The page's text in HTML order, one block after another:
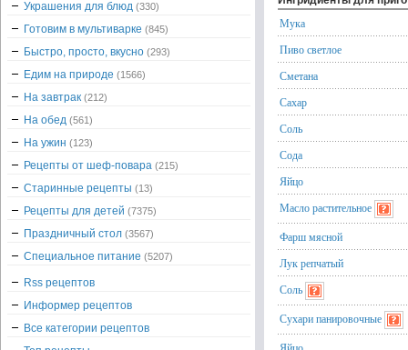
Мука
Пиво светлое
Сметана
Сахар
Соль
Сода
Яйцо
Масло растительное
Фарш мясной
Лук репчатый
Соль
Сухари панировочные
Украшения для блюд (330)
Готовим в мультиварке (845)
Быстро, просто, вкусно (293)
Едим на природе (1566)
На завтрак (212)
На обед (561)
На ужин (123)
Рецепты от шеф-повара (215)
Старинные рецепты (13)
Рецепты для детей (7375)
Праздничный стол (3567)
Специальное питание (5207)
Rss рецептов
Информер рецептов
Все категории рецептов